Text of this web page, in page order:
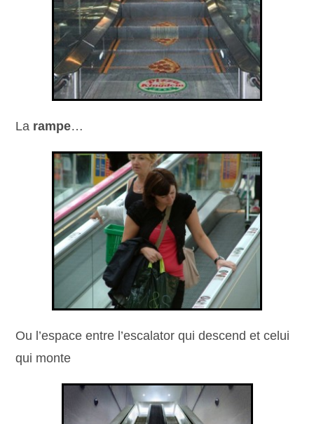
La rampe…
Ou l’espace entre l’escalator qui descend et celui
qui monte